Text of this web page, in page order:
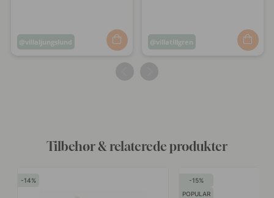
Opslag
villaljungslund
Opslag
villatillgren
Tilbehør & relaterede produkter
14
15
POPULAR